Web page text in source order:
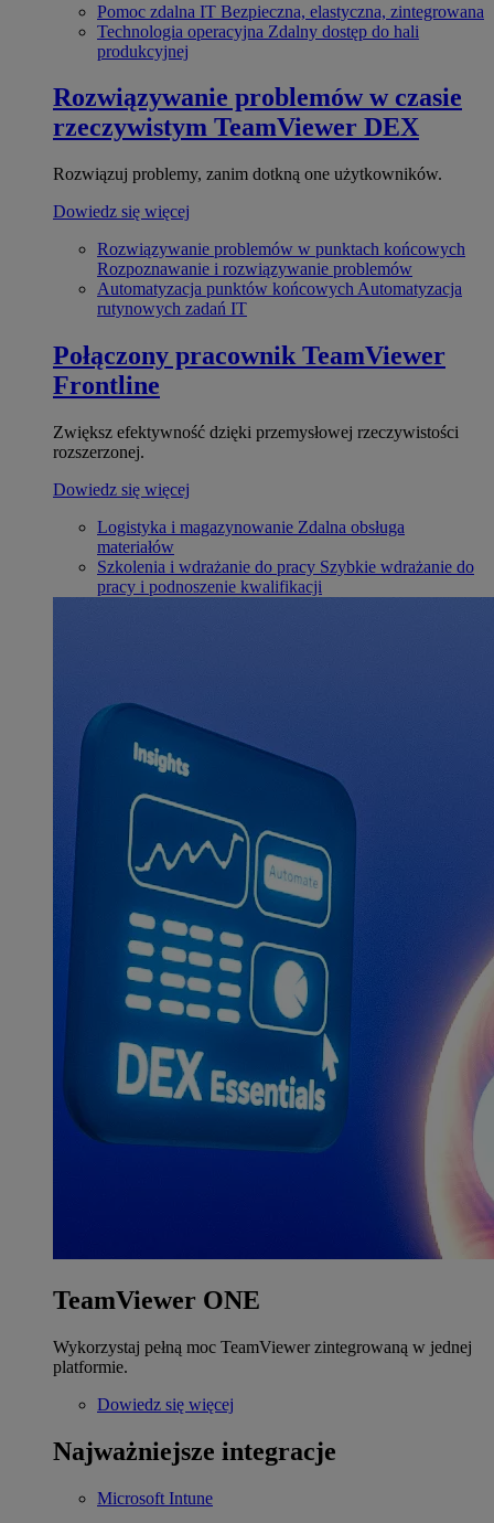
Pomoc zdalna IT Bezpieczna, elastyczna, zintegrowana
Technologia operacyjna Zdalny dostęp do hali
produkcyjnej
Rozwiązywanie problemów w czasie
rzeczywistym TeamViewer DEX
Rozwiązuj problemy, zanim dotkną one użytkowników.
Dowiedz się więcej
Rozwiązywanie problemów w punktach końcowych
Rozpoznawanie i rozwiązywanie problemów
Automatyzacja punktów końcowych Automatyzacja
rutynowych zadań IT
Połączony pracownik TeamViewer
Frontline
Zwiększ efektywność dzięki przemysłowej rzeczywistości
rozszerzonej.
Dowiedz się więcej
Logistyka i magazynowanie Zdalna obsługa
materiałów
Szkolenia i wdrażanie do pracy Szybkie wdrażanie do
pracy i podnoszenie kwalifikacji
TeamViewer ONE
Wykorzystaj pełną moc TeamViewer zintegrowaną w jednej
platformie.
Dowiedz się więcej
Najważniejsze integracje
Microsoft Intune